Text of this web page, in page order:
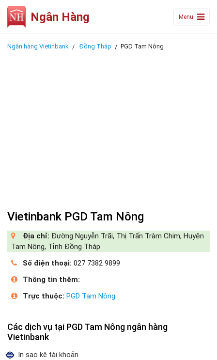
Ngân Hàng Menu
Ngân hàng Vietinbank Đồng Tháp PGD Tam Nông
Vietinbank PGD Tam Nông
Địa chỉ: Đường Nguyễn Trãi, Thị Trấn Tràm Chim, Huyện
Tam Nông, Tỉnh Đồng Tháp
Số điện thoại: 027 7382 9899
Thông tin thêm:
Trực thuộc: PGD Tam Nông
Các dịch vụ tại PGD Tam Nông ngân hàng
Vietinbank
In sao kê tài khoản